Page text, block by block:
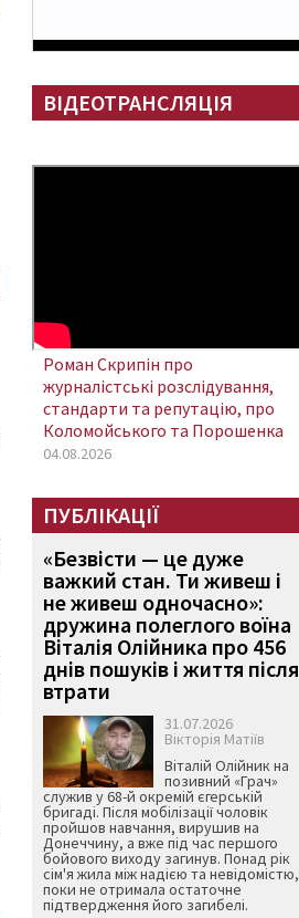
ВІДЕОТРАНСЛЯЦІЯ
Роман Скрипін про
журналістські розслідування,
стандарти та репутацію, про
Коломойського та Порошенка
04.08.2026
ПУБЛІКАЦІЇ
«Безвісти — це дуже
важкий стан. Ти живеш і
не живеш одночасно»:
дружина полеглого воїна
Віталія Олійника про 456
днів пошуків і життя після
втрати
31.07.2026
Вікторія Матіїв
Віталій Олійник на
позивний «Грач»
служив у 68-й окремій єгерській
бригаді. Після мобілізації чоловік
пройшов навчання, вирушив на
Донеччину, а вже під час першого
бойового виходу загинув. Понад рік
сім'я жила між надією та невідомістю,
поки не отримала остаточне
підтвердження його загибелі.